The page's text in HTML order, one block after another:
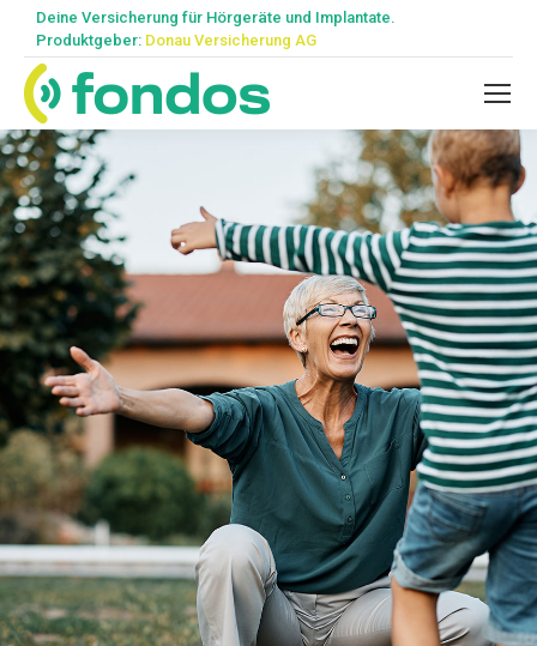
Deine Versicherung für Hörgeräte und Implantate.
Produktgeber: Donau Versicherung AG